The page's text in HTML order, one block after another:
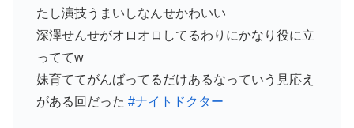
たし演技うまいしなんせかわいい
深澤せんせがオロオロしてるわりにかなり役に立
っててw
妹育ててがんばってるだけあるなっていう見応え
がある回だった #ナイトドクター